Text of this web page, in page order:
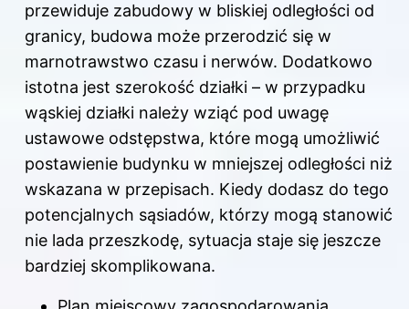
przewiduje zabudowy w bliskiej odległości od
granicy, budowa może przerodzić się w
marnotrawstwo czasu i nerwów. Dodatkowo
istotna jest szerokość działki – w przypadku
wąskiej działki należy wziąć pod uwagę
ustawowe odstępstwa, które mogą umożliwić
postawienie budynku w mniejszej odległości niż
wskazana w przepisach. Kiedy dodasz do tego
potencjalnych sąsiadów, którzy mogą stanowić
nie lada przeszkodę, sytuacja staje się jeszcze
bardziej skomplikowana.